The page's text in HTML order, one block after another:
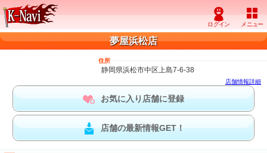
夢屋浜松店
住所
静岡県浜松市中区上島7-6-38
店舗情報詳細
お気に入り店舗に登録
店舗の最新情報GET！